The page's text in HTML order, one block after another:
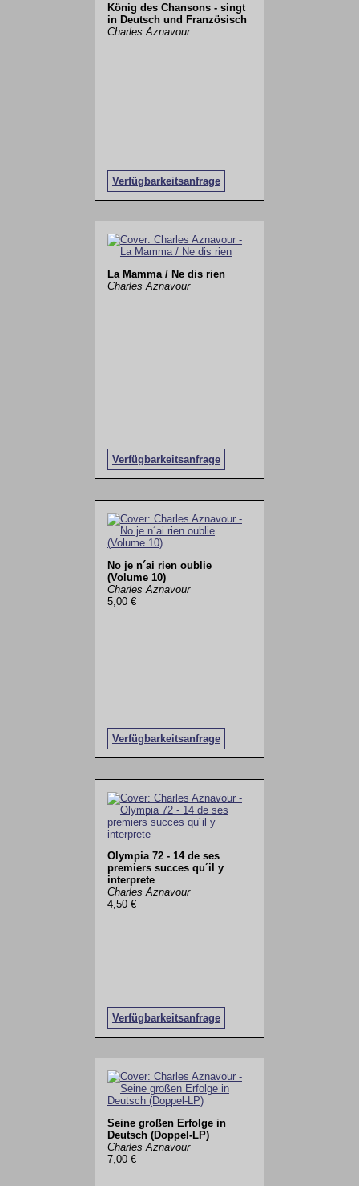
König des Chansons - singt
in Deutsch und Französisch
Charles Aznavour
Verfügbarkeitsanfrage
La Mamma / Ne dis rien
Charles Aznavour
Verfügbarkeitsanfrage
No je n´ai rien oublie
(Volume 10)
Charles Aznavour
5,00 €
Verfügbarkeitsanfrage
Olympia 72 - 14 de ses
premiers succes qu´il y
interprete
Charles Aznavour
4,50 €
Verfügbarkeitsanfrage
Seine großen Erfolge in
Deutsch (Doppel-LP)
Charles Aznavour
7,00 €